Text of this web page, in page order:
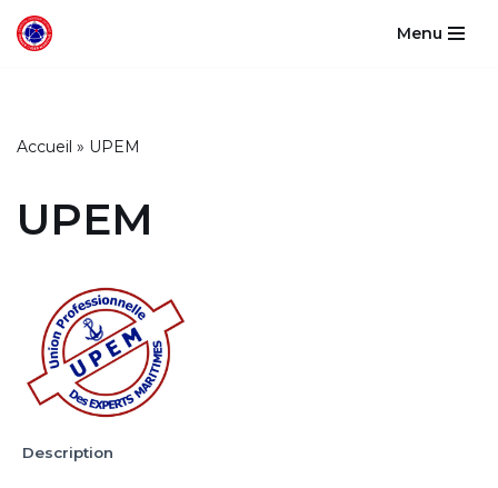
Menu
Accueil » UPEM
UPEM
Description